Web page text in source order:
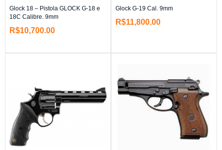
Glock 18 – Pistola GLOCK G-18 e
18C Calibre. 9mm
R$10,700.00
Glock G-19 Cal. 9mm
R$11,800.00